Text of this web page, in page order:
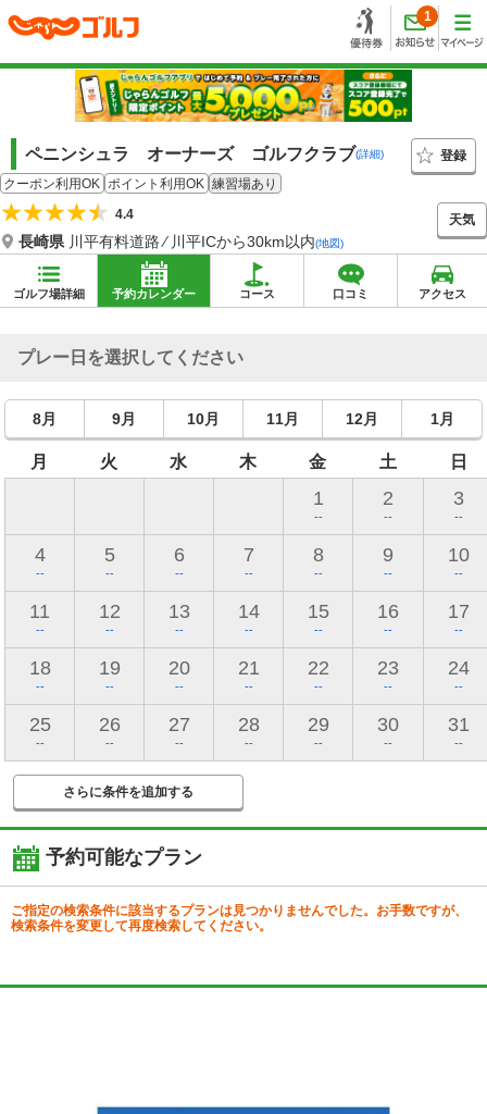
1
ペニンシュラ オーナーズ ゴルフクラブ(詳細)
登録
クーポン利用OK ポイント利用OK 練習場あり
4.4
長崎県 川平有料道路 ⁄ 川平ICから30km以内(地図)
天気
ゴルフ場詳細 予約カレンダー コース 口コミ アクセス
プレー日を選択してください
8月 9月 10月 11月 12月 1月
月 火 水 木 金 土 日
1
--
2
--
3
--
4
--
5
--
6
--
7
--
8
--
9
--
10
--
11
--
12
--
13
--
14
--
15
--
16
--
17
--
18
--
19
--
20
--
21
--
22
--
23
--
24
--
25
--
26
--
27
--
28
--
29
--
30
--
31
--
さらに条件を追加する
予約可能なプラン
ご指定の検索条件に該当するプランは見つかりませんでした。お手数ですが、
検索条件を変更して再度検索してください。